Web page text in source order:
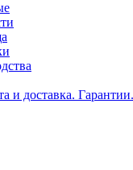
и доставка. Гарантии.